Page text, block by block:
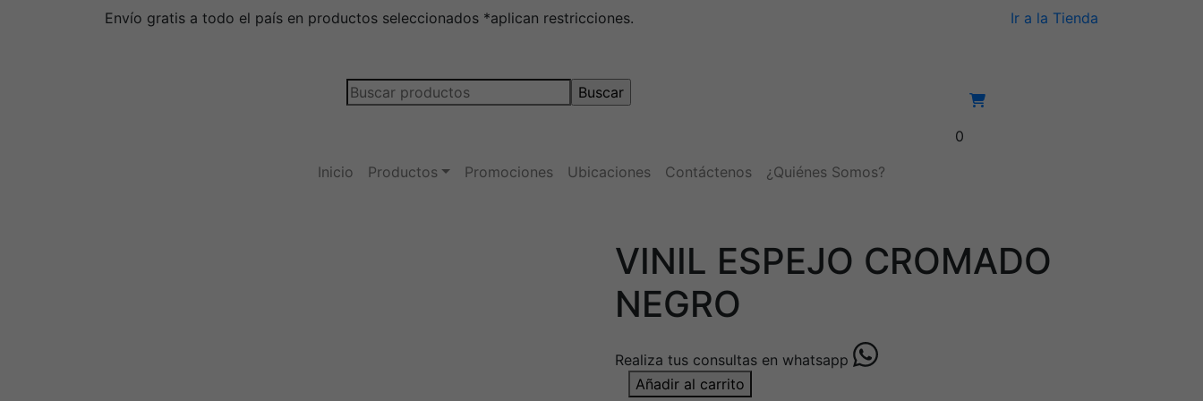
Envío gratis a todo el país en productos seleccionados *aplican restricciones. Ir a la Tienda
Buscar:
0
Inicio
Productos Promociones Ubicaciones Contáctenos ¿Quiénes Somos?
VINIL ESPEJO CROMADO
NEGRO
Realiza tus consultas en whatsapp
VINIL
Añadir al carrito